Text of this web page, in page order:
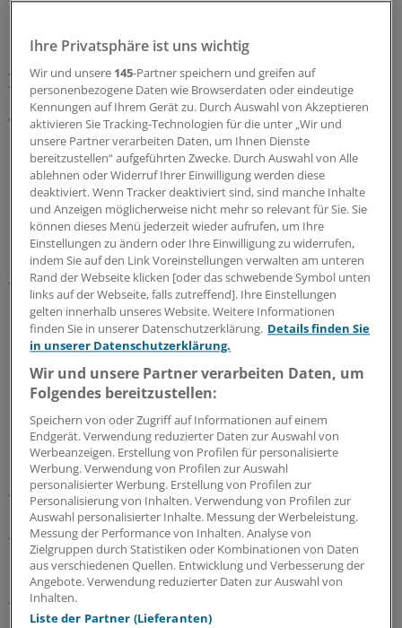
derzeit arbeitet. "Damit wollen wir per Inhalation
Arzneimitteldepots in der Lunge anlegen, die den
Wirkstoff dann langsam freisetzen", so Lehr. Er sucht
gerade ein Nanopartikel, das die Grenze zwischen Luft
und Lungengewebe überwinden kann und sich dann in
der Lunge ablagert. "Natürlich müssen das Materialien
sein, die vom Körper mit der Zeit abgebaut werden",
sagt Lehr.
Kandidaten dafür sind etwa jene Kunststoffe, die
Chirurgen schon seit Jahrzehnten als Nahtmaterial
verwenden. Sie heißen Polymilchsäure oder auch
Polyglykolsäure. Lehr hat mit solchen Kunststoffen
bereits gute Erfahrungen gesammelt: Er hat sie an ein
entzündungshemmendes Medikament gekoppelt, das
sich damit in Darmgewebe anreichert: "Hieraus könnten
sich einmal neue Therapien für Patienten mit chronisch
entzündlichen Darmerkrankungen ergeben", betont
Lehr.
Nicht auf Kunststoffe, sondern auf Gold als
Trägersubstanz im Nanometermaßstab setzt Dr. Robert
Lemor vom Fraunhofer-Institut für Biomedizinische
Technik in St. Ingbert.
Kunststoffe und Gold dienen Forschern als
Trägersubstanz.
Ihre Privatsphäre ist uns wichtig
Wir und unsere 145-Partner speichern und greifen auf
personenbezogene Daten wie Browserdaten oder eindeutige
Kennungen auf Ihrem Gerät zu. Durch Auswahl von Akzeptieren
aktivieren Sie Tracking-Technologien für die unter „Wir und
unsere Partner verarbeiten Daten, um Ihnen Dienste
bereitzustellen“ aufgeführten Zwecke. Durch Auswahl von Alle
ablehnen oder Widerruf Ihrer Einwilligung werden diese
deaktiviert. Wenn Tracker deaktiviert sind, sind manche Inhalte
und Anzeigen möglicherweise nicht mehr so relevant für Sie. Sie
können dieses Menü jederzeit wieder aufrufen, um Ihre
Einstellungen zu ändern oder Ihre Einwilligung zu widerrufen,
indem Sie auf den Link Voreinstellungen verwalten am unteren
Rand der Webseite klicken [oder das schwebende Symbol unten
links auf der Webseite, falls zutreffend]. Ihre Einstellungen
gelten innerhalb unseres Website. Weitere Informationen
finden Sie in unserer Datenschutzerklärung. Details finden Sie
in unserer Datenschutzerklärung.
Wir und unsere Partner verarbeiten Daten, um
Folgendes bereitzustellen:
Speichern von oder Zugriff auf Informationen auf einem
Endgerät. Verwendung reduzierter Daten zur Auswahl von
Werbeanzeigen. Erstellung von Profilen für personalisierte
Werbung. Verwendung von Profilen zur Auswahl
personalisierter Werbung. Erstellung von Profilen zur
Personalisierung von Inhalten. Verwendung von Profilen zur
Auswahl personalisierter Inhalte. Messung der Werbeleistung.
Messung der Performance von Inhalten. Analyse von
Zielgruppen durch Statistiken oder Kombinationen von Daten
aus verschiedenen Quellen. Entwicklung und Verbesserung der
Angebote. Verwendung reduzierter Daten zur Auswahl von
Inhalten.
Liste der Partner (Lieferanten)